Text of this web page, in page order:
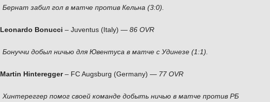
Бернат забил гол в матче против Кельна (3:0).
Leonardo Bonucci – Juventus (Italy) — 86 OVR
Бонуччи добыл ничью для Ювентуса в матче с Удинезе (1:1).
Martin Hinteregger– FC Augsburg (Germany) — 77 OVR
Хинтереггер помог своей команде добыть ничью в матче против РБ